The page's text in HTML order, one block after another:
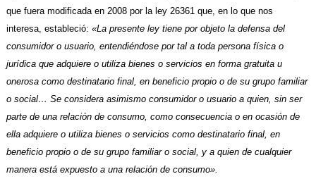
que fuera modificada en 2008 por la ley 26361 que, en lo que nos
interesa, estableció: «La presente ley tiene por objeto la defensa del
consumidor o usuario, entendiéndose por tal a toda persona física o
jurídica que adquiere o utiliza bienes o servicios en forma gratuita u
onerosa como destinatario final, en beneficio propio o de su grupo familiar
o social… Se considera asimismo consumidor o usuario a quien, sin ser
parte de una relación de consumo, como consecuencia o en ocasión de
ella adquiere o utiliza bienes o servicios como destinatario final, en
beneficio propio o de su grupo familiar o social, y a quien de cualquier
manera está expuesto a una relación de consumo».